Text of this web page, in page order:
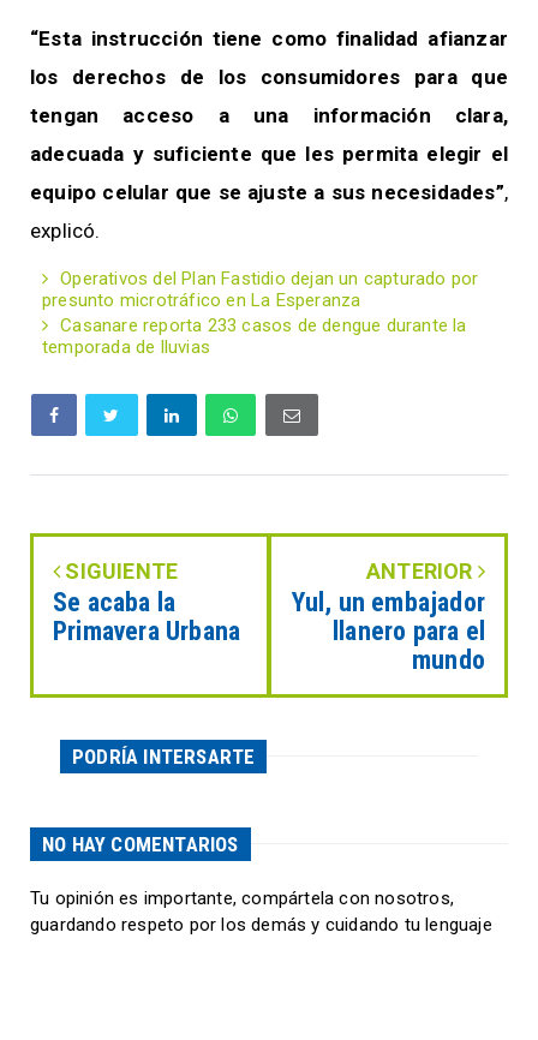
“Esta instrucción tiene como finalidad afianzar
los derechos de los consumidores para que
tengan acceso a una información clara,
adecuada y suficiente que les permita elegir el
equipo celular que se ajuste a sus necesidades”,
explicó.
Operativos del Plan Fastidio dejan un capturado por
presunto microtráfico en La Esperanza
Casanare reporta 233 casos de dengue durante la
temporada de lluvias
SIGUIENTE
Se acaba la
Primavera Urbana
ANTERIOR
Yul, un embajador
llanero para el
mundo
PODRÍA INTERSARTE
NO HAY COMENTARIOS
Tu opinión es importante, compártela con nosotros,
guardando respeto por los demás y cuidando tu lenguaje